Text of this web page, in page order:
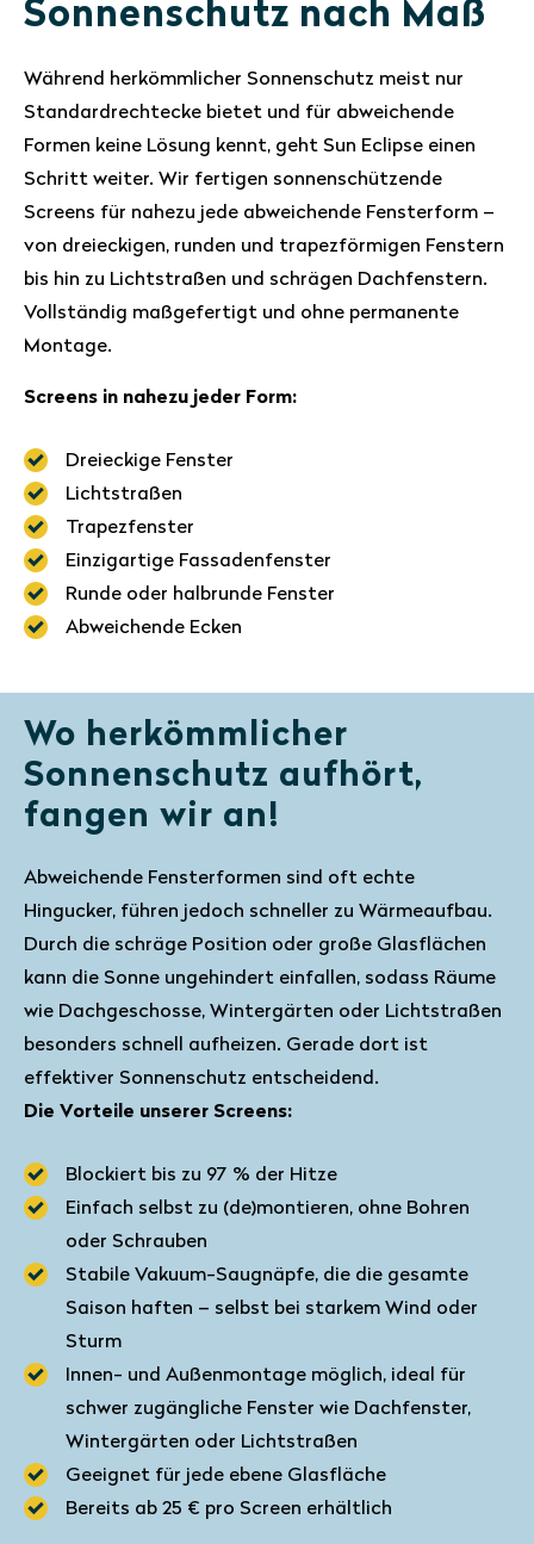
Sonnenschutz nach Maß
Während herkömmlicher Sonnenschutz meist nur
Standardrechtecke bietet und für abweichende
Formen keine Lösung kennt, geht Sun Eclipse einen
Schritt weiter. Wir fertigen sonnenschützende
Screens für nahezu jede abweichende Fensterform –
von dreieckigen, runden und trapezförmigen Fenstern
bis hin zu Lichtstraßen und schrägen Dachfenstern.
Vollständig maßgefertigt und ohne permanente
Montage.
Screens in nahezu jeder Form:
Dreieckige Fenster
Lichtstraßen
Trapezfenster
Einzigartige Fassadenfenster
Runde oder halbrunde Fenster
Abweichende Ecken
Wo herkömmlicher
Sonnenschutz aufhört,
fangen wir an!
Abweichende Fensterformen sind oft echte
Hingucker, führen jedoch schneller zu Wärmeaufbau.
Durch die schräge Position oder große Glasflächen
kann die Sonne ungehindert einfallen, sodass Räume
wie Dachgeschosse, Wintergärten oder Lichtstraßen
besonders schnell aufheizen. Gerade dort ist
effektiver Sonnenschutz entscheidend.
Die Vorteile unserer Screens:
Blockiert bis zu 97 % der Hitze
Einfach selbst zu (de)montieren, ohne Bohren
oder Schrauben
Stabile Vakuum-Saugnäpfe, die die gesamte
Saison haften – selbst bei starkem Wind oder
Sturm
Innen- und Außenmontage möglich, ideal für
schwer zugängliche Fenster wie Dachfenster,
Wintergärten oder Lichtstraßen
Geeignet für jede ebene Glasfläche
Bereits ab 25 € pro Screen erhältlich